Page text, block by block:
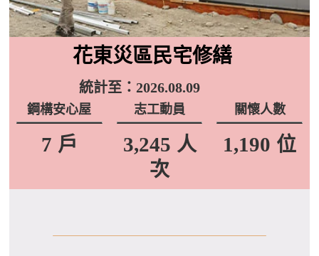
花東災區民宅修繕
統計至：2026.08.09
鋼構安心屋
7 戶
志工動員
3,245 人
次
關懷人數
1,190 位